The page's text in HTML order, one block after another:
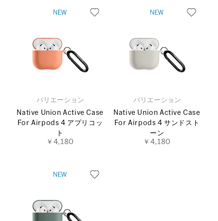
バリエーション
Native Union Active Case
For Airpods 4 アプリコッ
ト
￥4,180
バリエーション
Native Union Active Case
For Airpods 4 サンドスト
ーン
￥4,180